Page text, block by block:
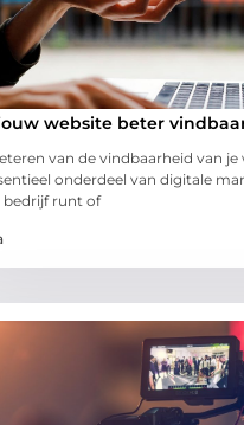
website beter
van de vindbaarheid van je
onderdeel van digitale
bedrijf runt of